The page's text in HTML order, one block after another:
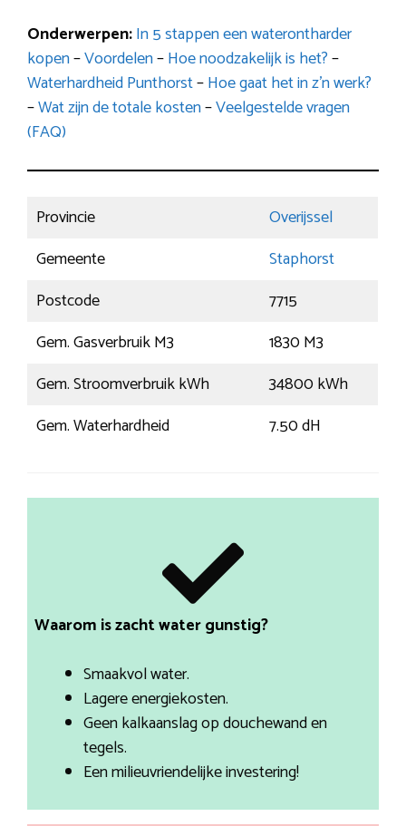
Onderwerpen:In 5 stappen een waterontharder
kopen–Voordelen–Hoe noodzakelijk is het?–
Waterhardheid Punthorst–Hoe gaat het in z’n werk?
–Wat zijn de totale kosten–Veelgestelde vragen
(FAQ)
Provincie
Overijssel
Gemeente
Staphorst
Postcode
7715
Gem. Gasverbruik M3
1830 M3
Gem. Stroomverbruik kWh
34800 kWh
Gem. Waterhardheid
7.50 dH
Waarom is zacht water gunstig?
Smaakvol water.
Lagere energiekosten.
Geen kalkaanslag op douchewand en
tegels.
Een milieuvriendelijke investering!